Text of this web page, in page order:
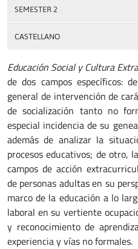
SEMESTER 2
CASTELLANO
Educación Social y Cultura
de dos campos específicos:
general de intervención de
de socialización tanto no
especial incidencia de su
además de analizar la
procesos educativos; de otro,
campos de acción
de personas adultas en su
marco de la educación a lo
laboral en su vertiente
y reconocimiento de
experiencia y vías no formales.